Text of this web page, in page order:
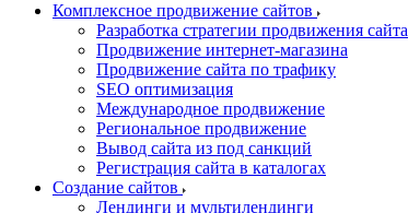
Комплексное продвижение сайтов
Разработка стратегии продвижения сайта
Продвижение интернет-магазина
Продвижение сайта по трафику
SEO оптимизация
Международное продвижение
Региональное продвижение
Вывод сайта из под санкций
Регистрация сайта в каталогах
Создание сайтов
Лендинги и мультилендинги